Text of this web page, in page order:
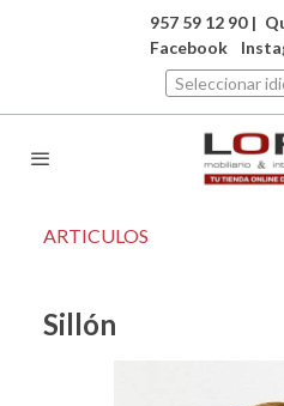
957 59 12 90 |
Facebook
Seleccionar
ARTICULOS
Sillón